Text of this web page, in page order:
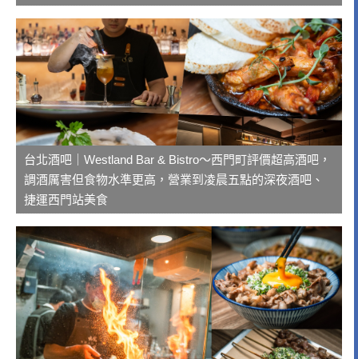
台北酒吧｜Westland Bar & Bistro～西門町評價超高酒吧，
調酒厲害但食物水準更高，營業到凌晨五點的深夜酒吧、
捷運西門站美食